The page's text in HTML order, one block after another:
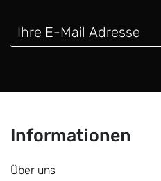
Informationen
Über uns